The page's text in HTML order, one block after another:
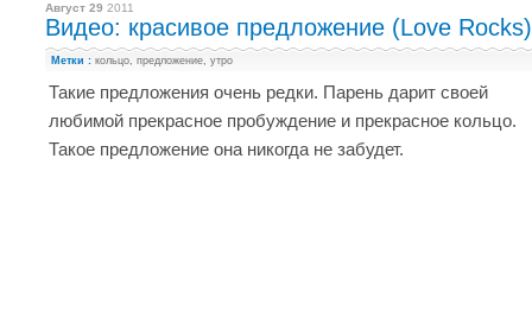
Август 29 2011
Видео: красивое предложение (Love Rocks)
Метки : кольцо, предложение, утро
Такие предложения очень редки. Парень дарит своей
любимой прекрасное пробуждение и прекрасное кольцо.
Такое предложение она никогда не забудет.